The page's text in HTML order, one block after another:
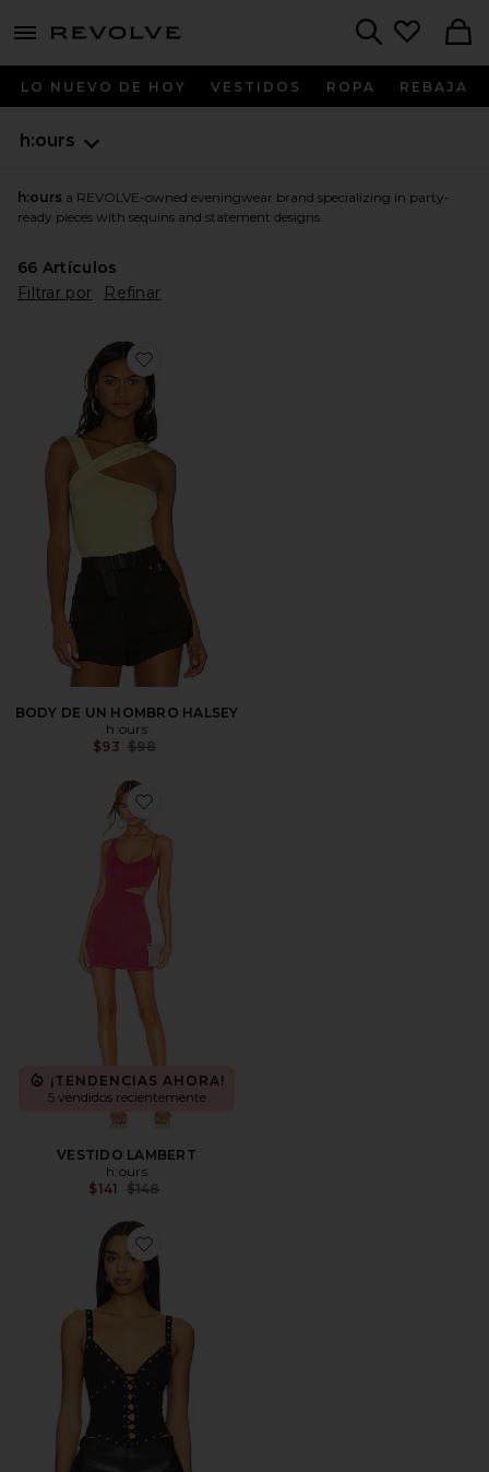
menu - shows more content
LO NUEVO DE HOY VESTIDOS ROPA REBAJA
h:ours
h:ours a REVOLVE-owned eveningwear brand specializing in party-
ready pieces with sequins and statement designs.
66 Artículos
Filtrar por
Refinar
Favorite BODY DE UN HOMBRO HALSEY
BODY DE UN HOMBRO HALSEY
h:ours
$93 Previous price:
$98
Favorite VESTIDO LAMBERT
¡TENDENCIAS AHORA!
5 vendidos recientemente
VESTIDO LAMBERT
h:ours
$141 Previous price:
$148
Favorite Arya Top